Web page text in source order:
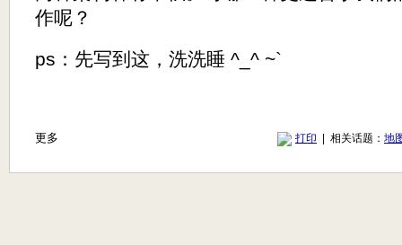
作呢？
ps：先写到这，洗洗睡 ^_^ ~`
更多 打印 | 相关话题： 地